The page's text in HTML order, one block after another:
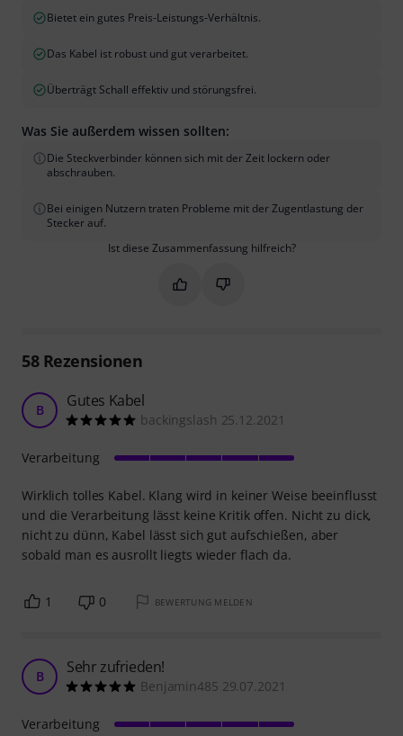
Bietet ein gutes Preis-Leistungs-Verhältnis.
Das Kabel ist robust und gut verarbeitet.
Überträgt Schall effektiv und störungsfrei.
Was Sie außerdem wissen sollten:
Die Steckverbinder können sich mit der Zeit lockern oder
abschrauben.
Bei einigen Nutzern traten Probleme mit der Zugentlastung der
Stecker auf.
Ist diese Zusammenfassung hilfreich?
Markieren Sie diese
Markieren Sie diese
58Rezensionen
B Gutes Kabel
backingslash 25.12.2021
Wirklich tolles Kabel. Klang wird in keiner Weise beeinflusst
und die Verarbeitung lässt keine Kritik offen. Nicht zu dick,
nicht zu dünn, Kabel lässt sich gut aufschießen, aber
sobald man es ausrollt liegts wieder flach da.
Verarbeitung
1 0 BEWERTUNG MELDEN
B Sehr zufrieden!
Benjamin485 29.07.2021
Verarbeitung